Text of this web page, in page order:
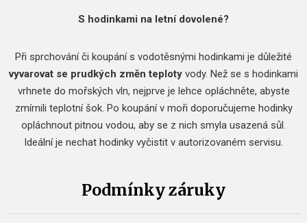
S hodinkami na letní dovolené?
Při sprchování či koupání s vodotěsnými hodinkami je důležité
vyvarovat se prudkých změn teploty vody. Než se s hodinkami
vrhnete do mořských vln, nejprve je lehce opláchněte, abyste
zmírnili teplotní šok. Po koupání v moři doporučujeme hodinky
opláchnout pitnou vodou, aby se z nich smyla usazená sůl.
Ideální je nechat hodinky vyčistit v autorizovaném servisu.
Podmínky záruky